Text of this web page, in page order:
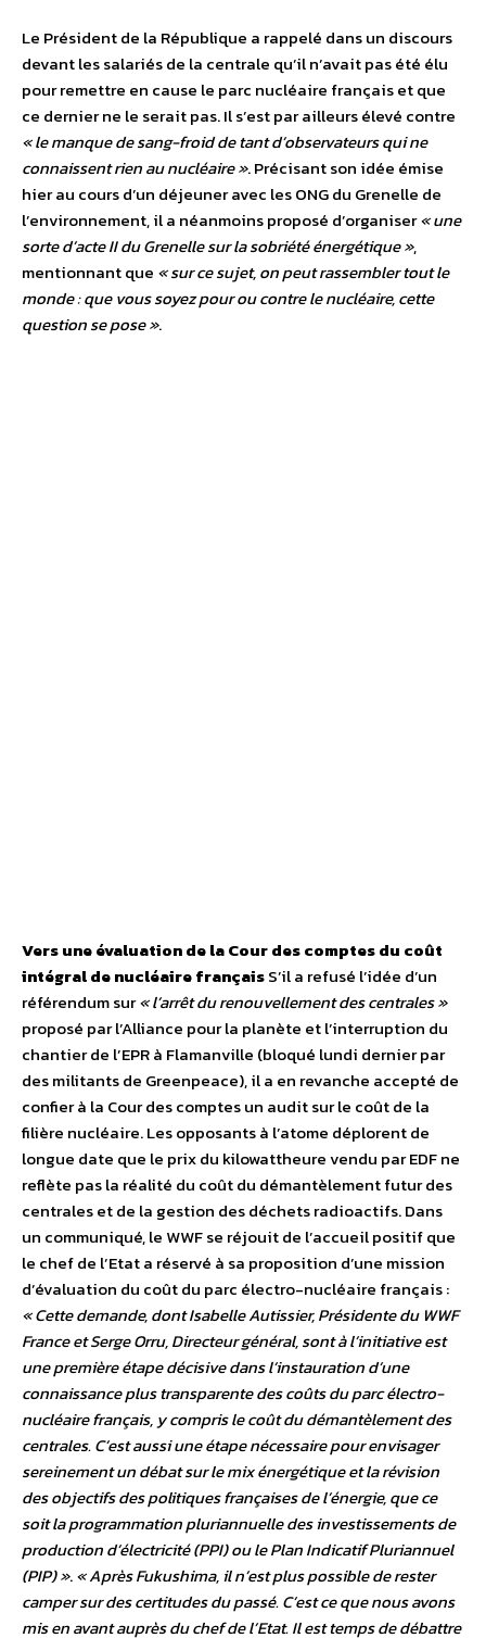
Le Président de la République a rappelé dans un discours
devant les salariés de la centrale qu’il n’avait pas été élu
pour remettre en cause le parc nucléaire français et que
ce dernier ne le serait pas. Il s’est par ailleurs élevé contre
« le manque de sang-froid de tant d’observateurs qui ne
connaissent rien au nucléaire ». Précisant son idée émise
hier au cours d’un déjeuner avec les ONG du Grenelle de
l’environnement, il a néanmoins proposé d’organiser« une
sorte d’acte II du Grenelle sur la sobriété énergétique »,
mentionnant que « sur ce sujet, on peut rassembler tout le
monde : que vous soyez pour ou contre le nucléaire, cette
question se pose ».
Vers une évaluation de la Cour des comptes du coût
intégral de nucléaire françaisS’il a refusé l’idée d’un
référendum sur« l’arrêt du renouvellement des centrales »
proposé par l’Alliance pour la planète et l’interruption du
chantier de l’EPR à Flamanville (bloqué lundi dernier par
des militants de Greenpeace), il a en revanche accepté de
confier à la Cour des comptes un audit sur le coût de la
filière nucléaire. Les opposants à l’atome déplorent de
longue date que le prix du kilowattheure vendu par EDF ne
reflète pas la réalité du coût du démantèlement futur des
centrales et de la gestion des déchets radioactifs. Dans
un communiqué, le WWF se réjouit de l’accueil positif que
le chef de l’Etat a réservé à sa proposition d’une mission
d’évaluation du coût du parc électro-nucléaire français :
« Cette demande, dont Isabelle Autissier, Présidente du WWF
France et Serge Orru, Directeur général, sont à l’initiative est
une première étape décisive dans l’instauration d’une
connaissance plus transparente des coûts du parc électro-
nucléaire français, y compris le coût du démantèlement des
centrales. C’est aussi une étape nécessaire pour envisager
sereinement un débat sur le mix énergétique et la révision
des objectifs des politiques françaises de l’énergie, que ce
soit la programmation pluriannuelle des investissements de
production d’électricité (PPI) ou le Plan Indicatif Pluriannuel
(PIP) ».« Après Fukushima, il n’est plus possible de rester
camper sur des certitudes du passé. C’est ce que nous avons
mis en avant auprès du chef de l’Etat. Il est temps de débattre